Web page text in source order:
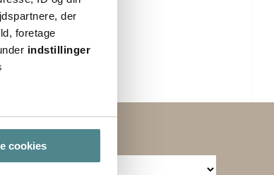
der
foretage
indstillinger
cookies